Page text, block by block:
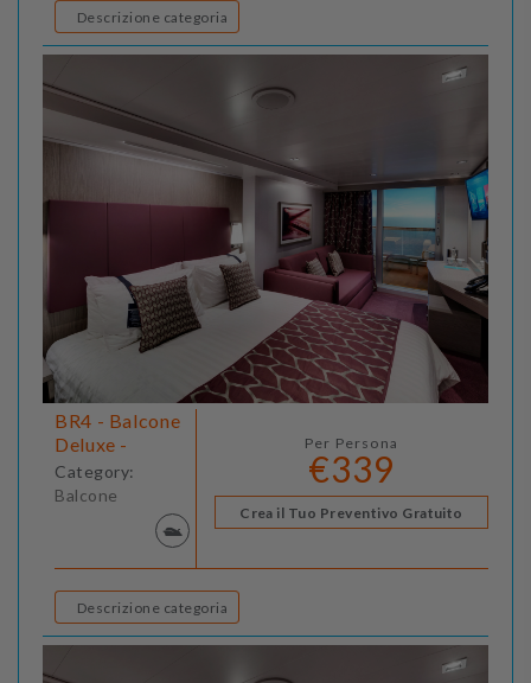
Descrizione categoria
BR4 - Balcone
Deluxe -
Category:
Balcone
Per Persona
€339
Crea il Tuo Preventivo Gratuito
Descrizione categoria